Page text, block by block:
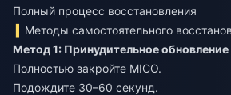
Полный процесс восстановления
Методы самостоятельного
Метод 1: Принудительное
Полностью закройте MICO.
Подождите 30–60 секунд.